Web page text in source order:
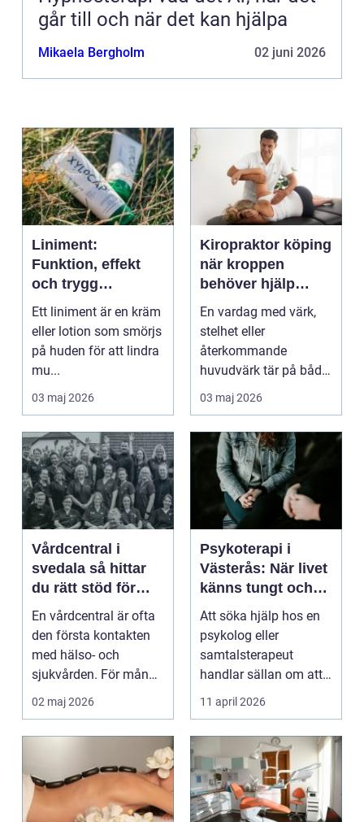
går till och när det kan hjälpa
Mikaela Bergholm 02 juni 2026
Liniment:
Funktion, effekt
och trygg
användning
Ett liniment är en kräm
eller lotion som smörjs
på huden för att lindra
mu...
03 maj 2026
Kiropraktor köping
när kroppen
behöver hjälp
tillbaka
En vardag med värk,
stelhet eller
återkommande
huvudvärk tär på både
ork och humör. Många
går länge ...
03 maj 2026
Vårdcentral i
svedala så hittar
du rätt stöd för
hela familjen
En vårdcentral är ofta
den första kontakten
med hälso- och
sjukvården. För många
i Svedala handlar v...
02 maj 2026
Psykoterapi i
Västerås: När livet
känns tungt och
du behöver prata
med någon
Att söka hjälp hos en
psykolog eller
samtalsterapeut
handlar sällan om att
vara svag....
11 april 2026